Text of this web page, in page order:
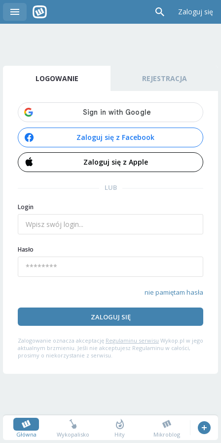
Zaloguj się
LOGOWANIE REJESTRACJA
Zaloguj się z Facebook
Zaloguj się z Apple
LUB
Login
Hasło
nie pamiętam hasła
ZALOGUJ SIĘ
Zalogowanie oznacza akceptację Regulaminu serwisu Wykop.pl w jego
aktualnym brzmieniu. Jeśli nie akceptujesz Regulaminu w całości,
prosimy o niekorzystanie z serwisu.
Główna Wykopalisko Hity Mikroblog